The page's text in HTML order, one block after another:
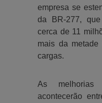
empresa se
da BR-277,
cerca de 11
mais da metade
cargas.
As melhorias
acontecerão